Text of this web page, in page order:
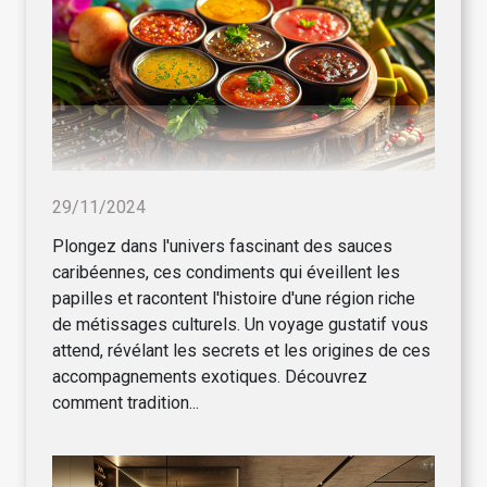
29/11/2024
Plongez dans l'univers fascinant des sauces
caribéennes, ces condiments qui éveillent les
papilles et racontent l'histoire d'une région riche
de métissages culturels. Un voyage gustatif vous
attend, révélant les secrets et les origines de ces
accompagnements exotiques. Découvrez
comment tradition...